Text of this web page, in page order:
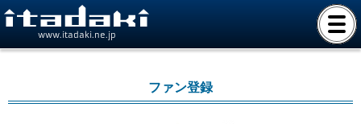
www.itadaki.ne.jp
ファン登録